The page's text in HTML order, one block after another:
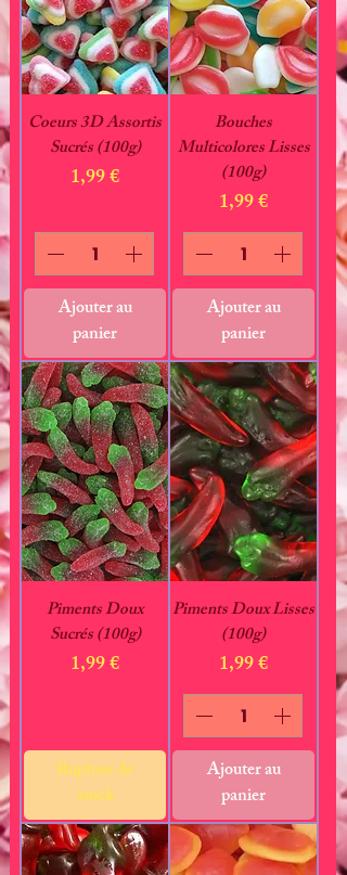
Coeurs 3D Assortis
Sucrés (100g)
Prix
1,99 €
Ajouter au
panier
Bouches
Multicolores Lisses
(100g)
Prix
1,99 €
Ajouter au
panier
Piments Doux
Sucrés (100g)
Prix
1,99 €
Rupture de
stock
Piments Doux Lisses
(100g)
Prix
1,99 €
Ajouter au
panier